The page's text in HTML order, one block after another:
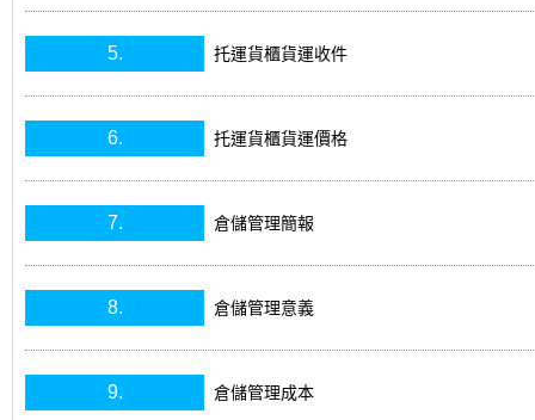
5. 托運貨櫃貨運收件
6. 托運貨櫃貨運價格
7. 倉儲管理簡報
8. 倉儲管理意義
9. 倉儲管理成本